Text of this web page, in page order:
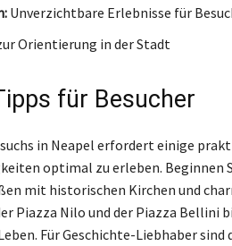
Unverzichtbare Erlebnisse für
Orientierung in der Stadt
für Besucher
in Neapel erfordert einige
optimal zu erleben. Beginnen
mit historischen Kirchen und
Piazza Nilo und der Piazza
Für Geschichte-Liebhaber sind